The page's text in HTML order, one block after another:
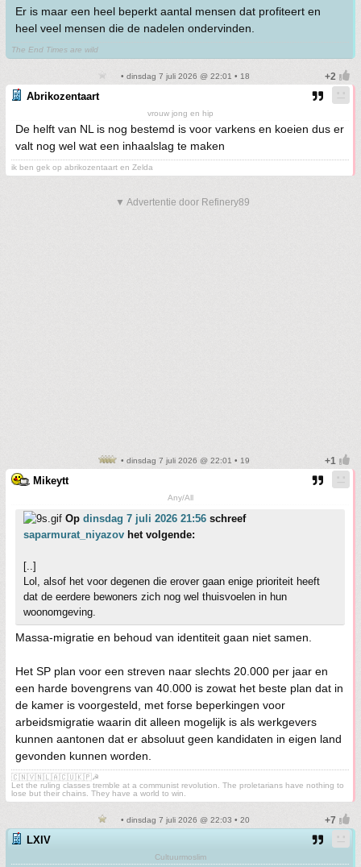
Er is maar een heel beperkt aantal mensen dat profiteert en
heel veel mensen die de nadelen ondervinden.
The End Times are wild
• dinsdag 7 juli 2026 @ 22:01 • 18
Abrikozentaart
vrouw jong en hip
De helft van NL is nog bestemd is voor varkens en koeien dus er
valt nog wel wat een inhaalslag te maken
ik ben gek op abrikozentaart en Zelda
▼ Advertentie door Refinery89
• dinsdag 7 juli 2026 @ 22:01 • 19
Mikeytt
Any/All
Op dinsdag 7 juli 2026 21:56 schreef
saparmurat_niyazov het volgende:
[..]
Lol, alsof het voor degenen die erover gaan enige prioriteit heeft
dat de eerdere bewoners zich nog wel thuisvoelen in hun
woonomgeving.
Massa-migratie en behoud van identiteit gaan niet samen.
Het SP plan voor een streven naar slechts 20.000 per jaar en
een harde bovengrens van 40.000 is zowat het beste plan dat in
de kamer is voorgesteld, met forse beperkingen voor
arbeidsmigratie waarin dit alleen mogelijk is als werkgevers
kunnen aantonen dat er absoluut geen kandidaten in eigen land
gevonden kunnen worden.
🇨🇳🇻🇳🇱🇦🇨🇺🇰🇵☭
Let the ruling classes tremble at a communist revolution. The proletarians have nothing to
lose but their chains. They have a world to win.
• dinsdag 7 juli 2026 @ 22:03 • 20
LXIV
Cultuurmoslim